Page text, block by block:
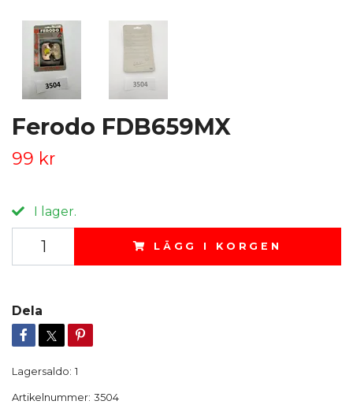
Ferodo FDB659MX
99 kr
I lager.
LÄGG I KORGEN
Dela
Lagersaldo: 1
Artikelnummer: 3504